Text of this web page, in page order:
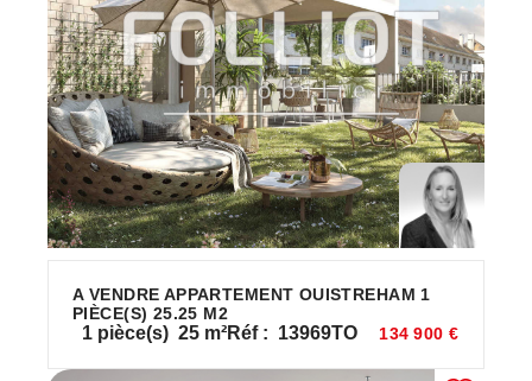
A VENDRE APPARTEMENT OUISTREHAM 1
PIÈCE(S) 25.25 M2
1 pièce(s) 25 m²Réf : 13969TO 134 900 €